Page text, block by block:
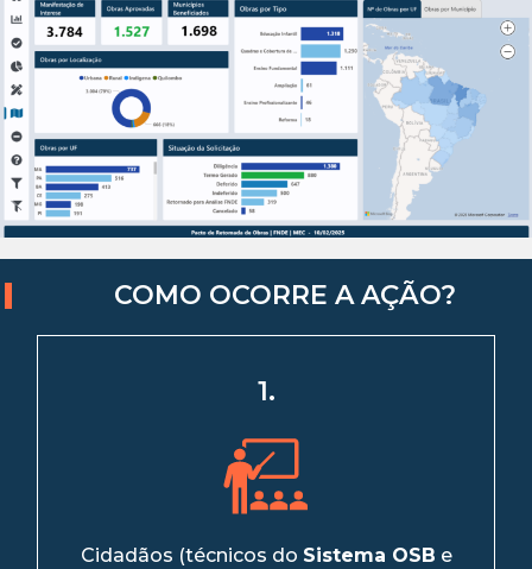
COMO OCORRE A AÇÃO?
1.
Cidadãos (técnicos do Sistema OSB e